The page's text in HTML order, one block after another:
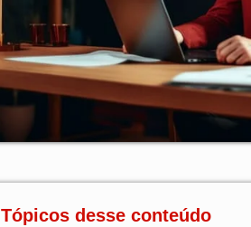
Tópicos desse conteúdo